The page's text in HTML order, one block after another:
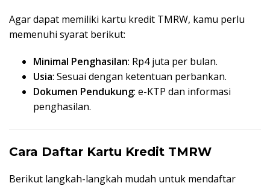
Agar dapat memiliki kartu kredit TMRW, kamu perlu
memenuhi syarat berikut:
Minimal Penghasilan: Rp4 juta per bulan.
Usia: Sesuai dengan ketentuan perbankan.
Dokumen Pendukung: e-KTP dan informasi
penghasilan.
Cara Daftar Kartu Kredit TMRW
Berikut langkah-langkah mudah untuk mendaftar